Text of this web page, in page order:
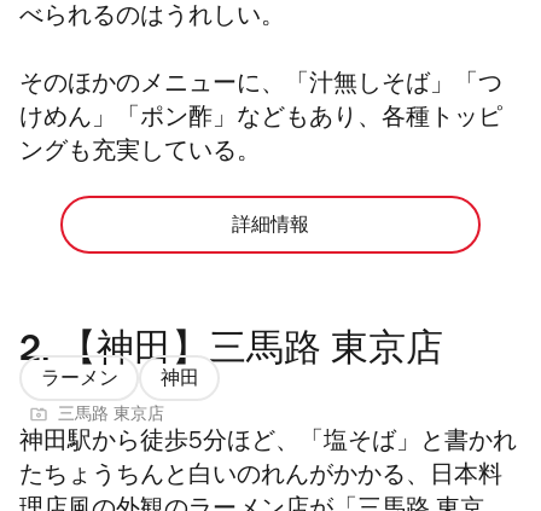
べられるのはうれしい。
そのほかのメニューに、「汁無しそば」「つ
けめん」「ポン酢」などもあり、各種トッピ
ングも充実している。
詳細情報
2. 【神田】三馬路 東京店
ラーメン 神田
三馬路 東京店
神田駅から徒歩5分ほど、「塩そば」と書かれ
たちょうちんと白いのれんがかかる、日本料